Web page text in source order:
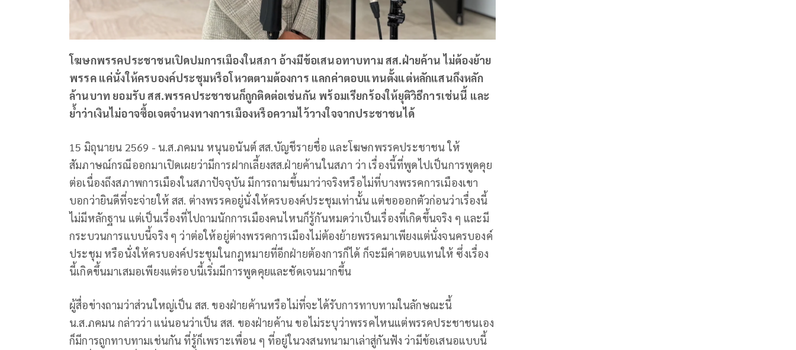
โฆษกพรรคประชาชนเปิดปมการเมืองในสภา อ้างมีข้อเสนอทาบทาม สส.ฝ่ายค้าน ไม่ต้องย้าย
พรรค แค่นั่งให้ครบองค์ประชุมหรือโหวตตามต้องการ แลกค่าตอบแทนตั้งแต่หลักแสนถึงหลัก
ล้านบาท ยอมรับ สส.พรรคประชาชนก็ถูกติดต่อเช่นกัน พร้อมเรียกร้องให้ยุติวิธีการเช่นนี้ และ
ย้ำว่าเงินไม่อาจซื้อเจตจำนงทางการเมืองหรือความไว้วางใจจากประชาชนได้
15 มิถุนายน 2569 - น.ส.ภคมน หนุนอนันต์ สส.บัญชีรายชื่อ และโฆษกพรรคประชาชน ให้
สัมภาษณ์กรณีออกมาเปิดเผยว่ามีการฝากเลี้ยงสส.ฝ่ายค้านในสภา ว่า เรื่องนี้ที่พูดไปเป็นการพูดคุย
ต่อเนื่องถึงสภาพการเมืองในสภาปัจจุบัน มีการถามขึ้นมาว่าจริงหรือไม่ที่บางพรรคการเมืองเขา
บอกว่ายินดีที่จะจ่ายให้ สส. ต่างพรรคอยู่นั่งให้ครบองค์ประชุมเท่านั้น แต่ขอออกตัวก่อนว่าเรื่องนี้
ไม่มีหลักฐาน แต่เป็นเรื่องที่ไปถามนักการเมืองคนไหนก็รู้กันหมดว่าเป็นเรื่องที่เกิดขึ้นจริง ๆ และมี
กระบวนการแบบนี้จริง ๆ ว่าต่อให้อยู่ต่างพรรคการเมืองไม่ต้องย้ายพรรคมาเพียงแต่นั่งจนครบองค์
ประชุม หรือนั่งให้ครบองค์ประชุมในกฎหมายที่อีกฝ่ายต้องการก็ได้ ก็จะมีค่าตอบแทนให้ ซึ่งเรื่อง
นี้เกิดขึ้นมาเสมอเพียงแต่รอบนี้เริ่มมีการพูดคุยและชัดเจนมากขึ้น
ผู้สื่อข่างถามว่าส่วนใหญ่เป็น สส. ของฝ่ายค้านหรือไม่ที่จะได้รับการทาบทามในลักษณะนี้
น.ส.ภคมน กล่าวว่า แน่นอนว่าเป็น สส. ของฝ่ายค้าน ขอไม่ระบุว่าพรรคไหนแต่พรรคประชาชนเอง
ก็มีการถูกทาบทามเช่นกัน ที่รู้ก็เพราะเพื่อน ๆ ที่อยู่ในวงสนทนามาเล่าสู่กันฟัง ว่ามีข้อเสนอแบบนี้